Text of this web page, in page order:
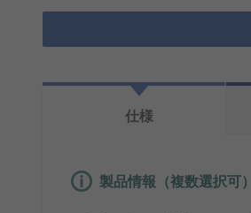
仕様
製品情報（複数選択可